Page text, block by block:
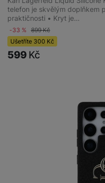
telefon je skvělým doplňkem
praktičnosti • Kryt je…
-33 % 899Kč
Ušetříte 300 Kč
599 Kč